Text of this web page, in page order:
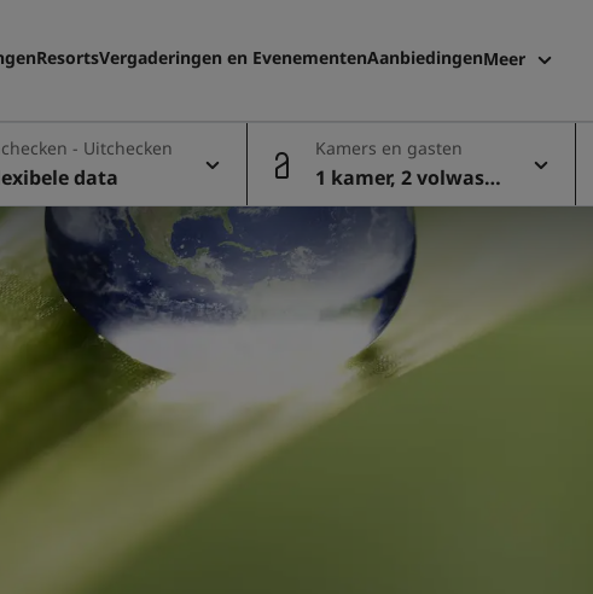
ResortsVergaderingen en EvenementenAanbiedingenMeer
Radisson
Mijn
- Uitchecken
data
Kamers en gasten
1 kamer, 2 volwasse
nen